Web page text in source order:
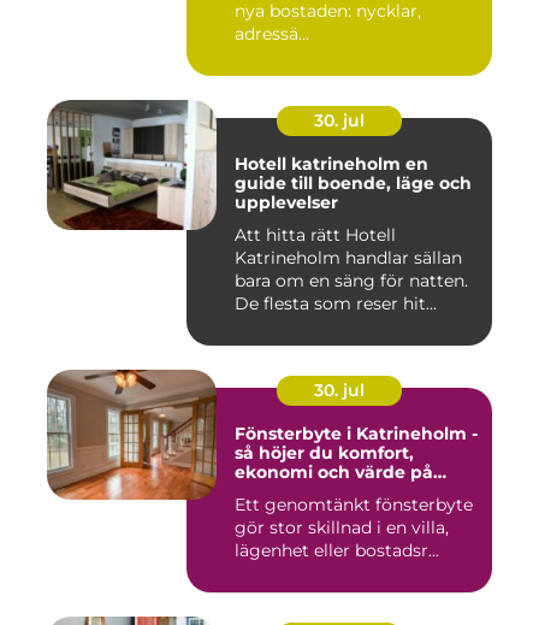
nya bostaden: nycklar,
adressä...
30. jul
Hotell katrineholm en
guide till boende, läge och
upplevelser
Att hitta rätt Hotell
Katrineholm handlar sällan
bara om en säng för natten.
De flesta som reser hit...
30. jul
Fönsterbyte i Katrineholm -
så höjer du komfort,
ekonomi och värde på
Ett genomtänkt fönsterbyte
gör stor skillnad i en villa,
lägenhet eller bostadsr...